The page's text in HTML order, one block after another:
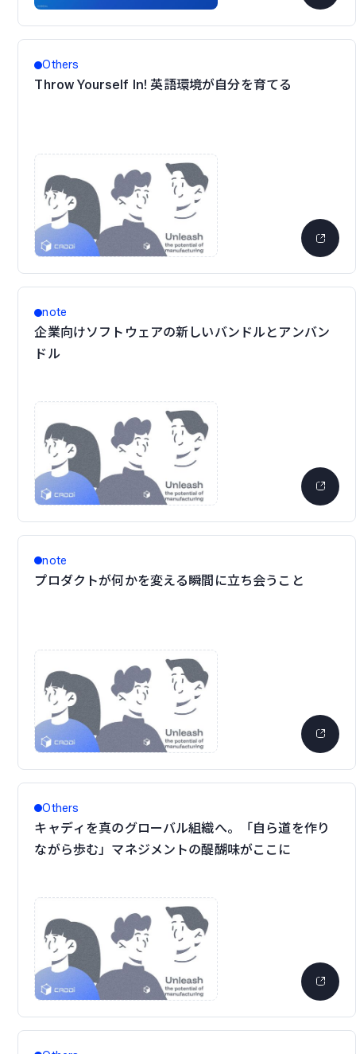
Others
Throw Yourself In! 英語環境が自分を育てる
note
企業向けソフトウェアの新しいバンドルとアンバン
ドル
note
プロダクトが何かを変える瞬間に立ち会うこと
Others
キャディを真のグローバル組織へ。「自ら道を作り
ながら歩む」マネジメントの醍醐味がここに